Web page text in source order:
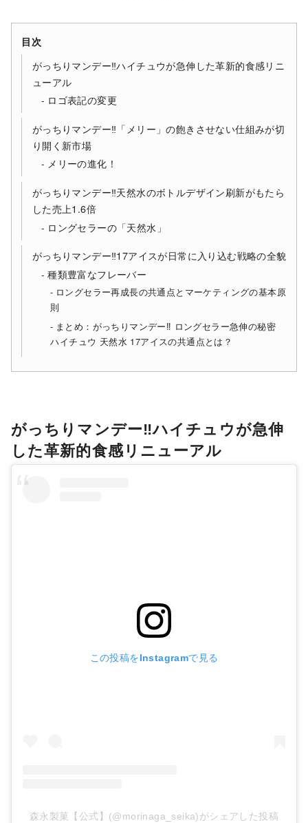
目次
がっちりマンデー‼ハイチュウが急伸した革新的食感リニ
ューアル
ロゴ表記の変更
がっちりマンデー‼「メリー」の飽きさせない仕組みが切
り開く新市場
メリーの進化！
がっちりマンデー‼天然水のボトルデザイン刷新がもたら
した売上1.6倍
ロングセラーの「天然水」
がっちりマンデー‼17アイスが日常に入り込む戦略の全貌
種類豊富なフレーバー
ロングセラー再成長の共通点とマーケティングの基本原
則
まとめ：がっちりマンデー‼ ロングセラー急伸の秘密
ハイチュウ 天然水 17アイスの共通点とは？
がっちりマンデー‼ハイチュウが急伸
した革新的食感リニューアル
この投稿をInstagramで見る
森永製菓【公式】(@morinaga_seika)がシェアした投稿